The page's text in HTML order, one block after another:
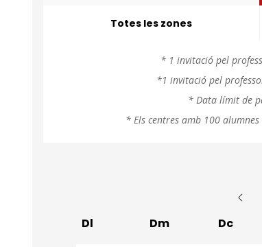
Totes les zones
* 1 invitació pel
*1 invitació pel
* Data límit de
* Els centres amb 100
Dl
Dm Dc